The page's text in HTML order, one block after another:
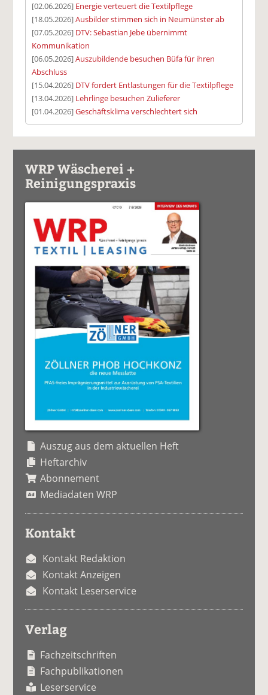
[02.06.2026] Energie verteuert die Textilpflege
[18.05.2026]Ausbilder stimmen sich in Neumünster ab
[07.05.2026] DTV: Sebastian Jebe übernimmt
Kommunikation
[06.05.2026]Auszubildende besuchen Büfa für ihren
Abschluss
[15.04.2026] DTV fordert Entlastungen für die Textilpflege
[13.04.2026] Lehrlinge besuchen Zulieferer
[01.04.2026]Geschäftsklima verschlechtert sich
WRP Wäscherei +
Reinigungspraxis
Auszug aus dem aktuellen Heft
Heftarchiv
Abonnement
Mediadaten WRP
Kontakt
Kontakt Redaktion
Kontakt Anzeigen
Kontakt Leserservice
Verlag
Fachzeitschriften
Fachpublikationen
Leserservice